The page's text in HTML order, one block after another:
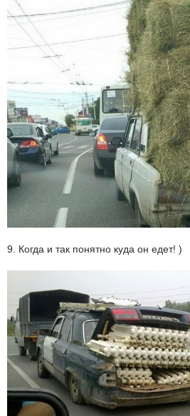
9. Когда и так понятно куда он едет! )